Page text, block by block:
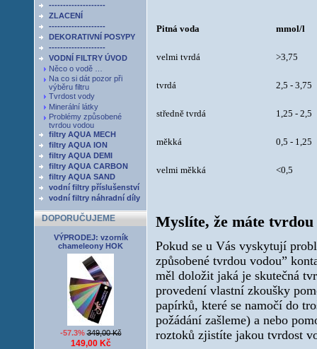
--------------------
ZLACENÍ
--------------------
DEKORATIVNÍ POSYPY
--------------------
VODNÍ FILTRY ÚVOD
Něco o vodě …
Na co si dát pozor při
výběru filtru
Tvrdost vody
Minerální látky
Problémy způsobené
tvrdou vodou
filtry AQUA MECH
filtry AQUA ION
filtry AQUA DEMI
filtry AQUA CARBON
filtry AQUA SAND
vodní filtry příslušenství
vodní filtry náhradní díly
DOPORUČUJEME
VÝPRODEJ: vzorník
chameleony HOK
-57.3%349,00 Kč
149,00 Kč
Pitná voda mmol/l
velmi tvrdá >3,75
tvrdá 2,5 - 3,75
středně tvrdá 1,25 - 2,5
měkká 0,5 - 1,25
velmi měkká <0,5
Myslíte, že máte tvrdou
Pokud se u Vás vyskytují
způsobené tvrdou vodou”
měl doložit jaká je skutečná
provedení vlastní zkoušky
papírků, které se namočí do
požádání zašleme) a nebo
roztoků zjistíte jakou tvrdost